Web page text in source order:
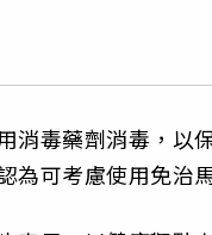
消毒藥劑消毒，以
為可考慮使用免治